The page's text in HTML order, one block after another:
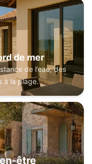
de mer
de l’eau, des
à la plage.
être